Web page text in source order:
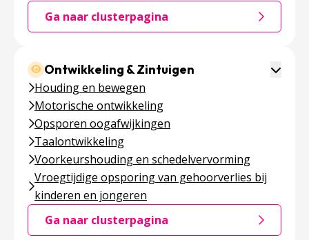
Ga naar clusterpagina
Ga naar de clusterpagina over Psychosociaal &
Ontwikkeling & Zintuigen
Houding en bewegen
Motorische ontwikkeling
Opsporen oogafwijkingen
Taalontwikkeling
Voorkeurshouding en schedelvervorming
Vroegtijdige opsporing van gehoorverlies bij
kinderen en jongeren
Ga naar clusterpagina
Ga naar de clusterpagina over Ontwikkeling &